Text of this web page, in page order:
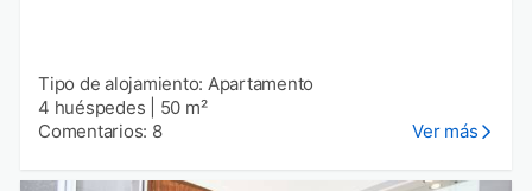
Tipo de alojamiento: Apartamento
4 huéspedes
50 m²
Comentarios: 8
Ver más